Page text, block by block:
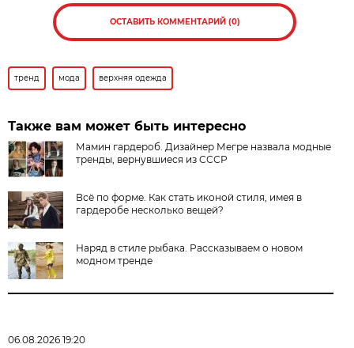
ОСТАВИТЬ КОММЕНТАРИЙ (0)
тренд мода верхняя одежда
Также вам может быть интересно
Мамин гардероб. Дизайнер Мегре назвала модные
тренды, вернувшиеся из СССР
Всё по форме. Как стать иконой стиля, имея в
гардеробе несколько вещей?
Наряд в стиле рыбака. Рассказываем о новом
модном тренде
06.08.2026 19:20